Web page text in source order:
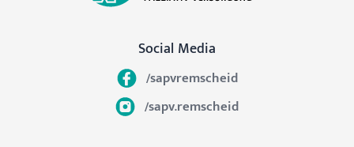
Social Media
/sapvremscheid
/sapv.remscheid